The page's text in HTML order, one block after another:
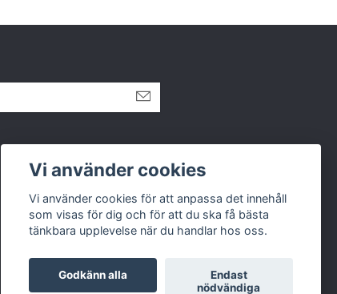
Facebook
Instagram
Vi använder cookies
Vi använder cookies för att anpassa det innehåll
som visas för dig och för att du ska få bästa
tänkbara upplevelse när du handlar hos oss.
Godkänn alla
Endast
nödvändiga